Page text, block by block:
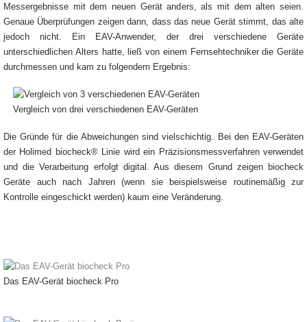
Messergebnisse mit dem neuen Gerät anders, als mit dem alten seien.
Genaue Überprüfungen zeigen dann, dass das neue Gerät stimmt, das alte
jedoch nicht. Ein EAV-Anwender, der drei verschiedene Geräte
unterschiedlichen Alters hatte, ließ von einem Fernsehtechniker die Geräte
durchmessen und kam zu folgendem Ergebnis:
Vergleich von drei verschiedenen EAV-Geräten
Die Gründe für die Abweichungen sind vielschichtig. Bei den EAV-Geräten
der Holimed biocheck® Linie wird ein Präzisionsmessverfahren verwendet
und die Verarbeitung erfolgt digital. Aus diesem Grund zeigen biocheck
Geräte auch nach Jahren (wenn sie beispielsweise routinemäßig zur
Kontrolle eingeschickt werden) kaum eine Veränderung.
Das EAV-Gerät biocheck Pro